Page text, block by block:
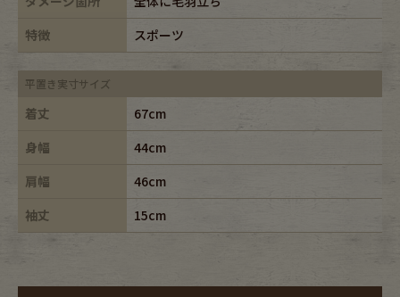
特徴
スポーツ
平置き実寸サイズ
着丈
67cm
身幅
44cm
肩幅
46cm
袖丈
15cm